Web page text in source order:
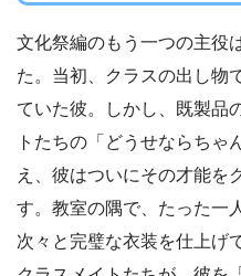
文化祭編のもう一つの主役
た。当初、クラスの出し物
ていた彼。しかし、既製品
トたちの「どうせならちゃ
え、彼はついにその才能を
す。教室の隅で、たった一
次々と完璧な衣装を仕上げ